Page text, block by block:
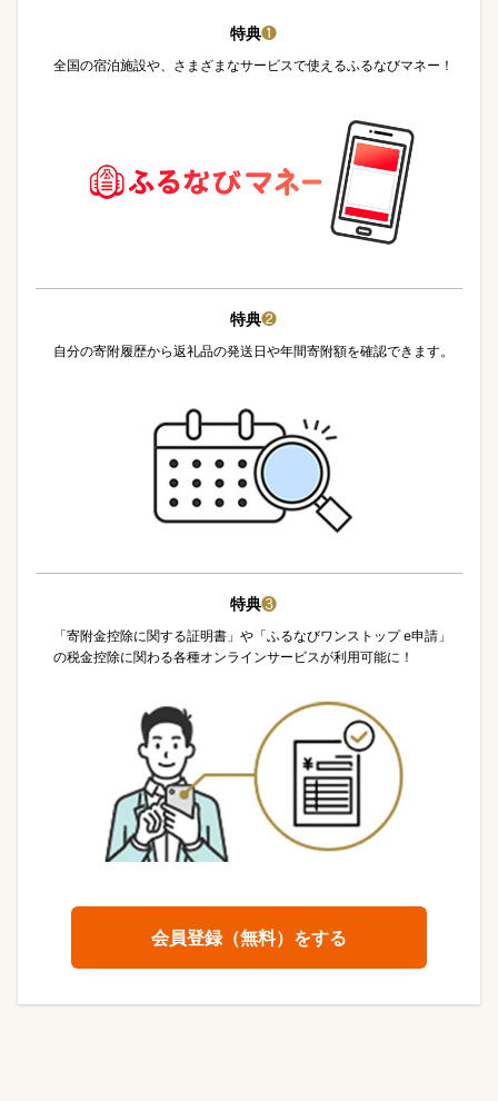
特典❶
全国の宿泊施設や、さまざまなサービスで使えるふるなびマネー！
特典❷
自分の寄附履歴から返礼品の発送日や年間寄附額を確認できます。
特典❸
「寄附金控除に関する証明書」や「ふるなびワンストップ e申請」
の税金控除に関わる各種オンラインサービスが利用可能に！
会員登録（無料）をする